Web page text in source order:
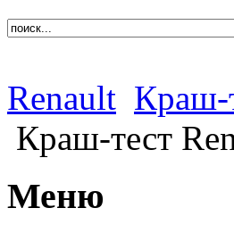
Renault Краш-
Краш-тест
Меню